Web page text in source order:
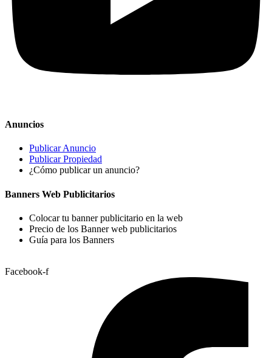
Anuncios
Publicar Anuncio
Publicar Propiedad
¿Cómo publicar un anuncio?
Banners Web Publicitarios
Colocar tu banner publicitario en la web
Precio de los Banner web publicitarios
Guía para los Banners
Facebook-f